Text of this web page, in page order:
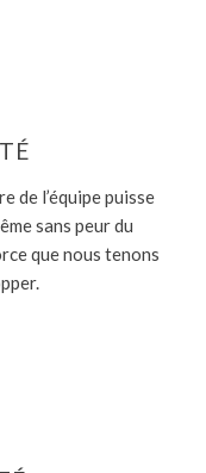
de l’équipe puisse
sans peur du
que nous tenons